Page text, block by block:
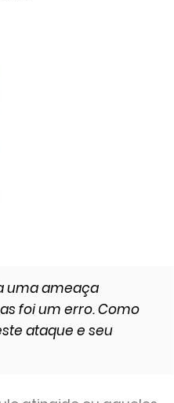
uma ameaça
foi um erro. Como
ataque e seu